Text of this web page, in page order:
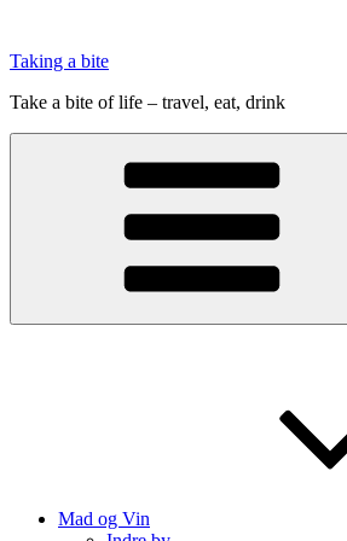
indhold
Taking a bite
Take a bite of life – travel, eat, drink
Mad og Vin